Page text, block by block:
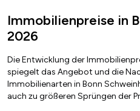
Immobilienpreise in
2026
Die Entwicklung der
spiegelt das Angebot und die
Immobilienarten in Bonn
auch zu größeren Sprüngen der